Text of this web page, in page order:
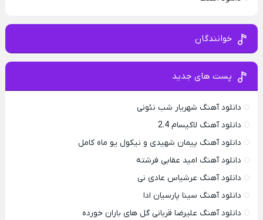
خوانندگان
پست های جدید
دانلود آهنگ شهریار شب نئونی
دانلود آهنگ لاکیسام 2.4
دانلود آهنگ پیمان شهیدی و نیکول یو ماه کامل
دانلود آهنگ امید عقابی فرشته
دانلود آهنگ عرشیاس عادی نی
دانلود آهنگ سینا پارسیان ادا
دانلود آهنگ علیرضا قربانی گل های باران خورده